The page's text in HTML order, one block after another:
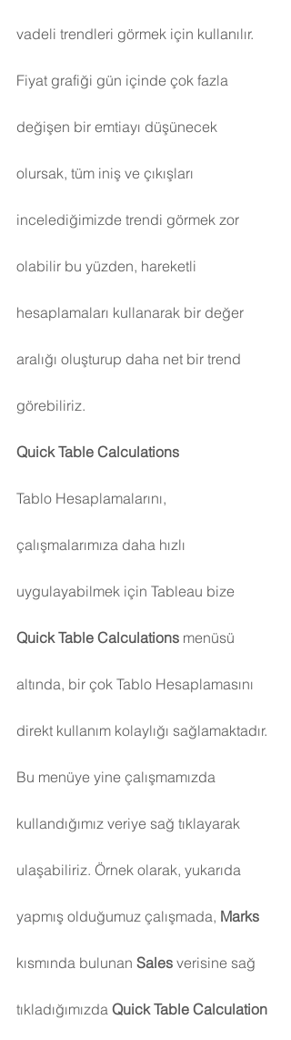
vadeli trendleri görmek için kullanılır.
Fiyat grafiği gün içinde çok fazla
değişen bir emtiayı düşünecek
olursak, tüm iniş ve çıkışları
incelediğimizde trendi görmek zor
olabilir bu yüzden, hareketli
hesaplamaları kullanarak bir değer
aralığı oluşturup daha net bir trend
görebiliriz.
Quick Table Calculations
Tablo Hesaplamalarını,
çalışmalarımıza daha hızlı
uygulayabilmek için Tableau bize
Quick Table Calculations menüsü
altında, bir çok Tablo Hesaplamasını
direkt kullanım kolaylığı sağlamaktadır.
Bu menüye yine çalışmamızda
kullandığımız veriye sağ tıklayarak
ulaşabiliriz. Örnek olarak, yukarıda
yapmış olduğumuz çalışmada, Marks
kısmında bulunan Sales verisine sağ
tıkladığımızda Quick Table Calculation